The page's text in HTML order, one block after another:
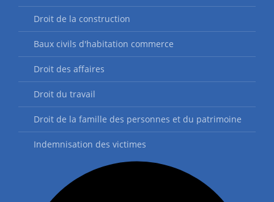
Droit de la construction
Baux civils d'habitation commerce
Droit des affaires
Droit du travail
Droit de la famille des personnes et du patrimoine
Indemnisation des victimes